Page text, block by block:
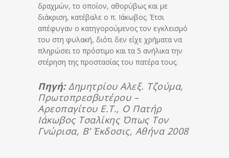
δραχμών, το οποίον, αθορύβως και με
διάκριση, κατέβαλε ο π. Ιάκωβος. Έτσι
απέφυγαν ο κατηγορούμενος τον εγκλεισμό
του στη φυλακή, διότι δεν είχε χρήματα να
πληρώσει το πρόστιμο και τα 5 ανήλικα την
στέρηση της προστασίας του πατέρα τους.
Πηγή:Δημητρίου Αλεξ. Τζούμα,
Πρωτοπρεσβυτέρου –
Αρεοπαγίτου Ε.τ., Ο Πατήρ
Ιάκωβος Τσαλίκης Όπως Τον
Γνώρισα, Β’ Έκδοσις, Αθήνα 2008